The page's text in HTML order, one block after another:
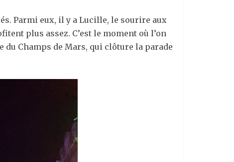
Parmi eux, il y a Lucille, le sourire aux
plus assez. C’est le moment où l’on
du Champs de Mars, qui clôture la parade